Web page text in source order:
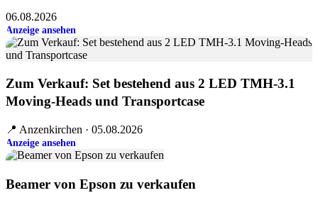
06.08.2026
Anzeige ansehen
Zum Verkauf: Set bestehend aus 2 LED TMH-3.1
Moving-Heads und Transportcase
📍 Anzenkirchen · 05.08.2026
Anzeige ansehen
Beamer von Epson zu verkaufen